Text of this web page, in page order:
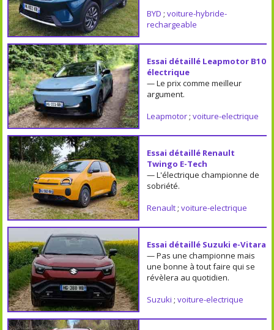
BYD ; voiture-hybride-
rechargeable
Essai détaillé Leapmotor B10
électrique
— Le prix comme meilleur
argument.
Leapmotor; voiture-electrique
Essai détaillé Renault
Twingo E-Tech
— L'électrique championne de
sobriété.
Renault; voiture-electrique
Essai détaillé Suzuki e-Vitara
— Pas une championne mais
une bonne à tout faire qui se
révèlera au quotidien.
Suzuki ; voiture-electrique